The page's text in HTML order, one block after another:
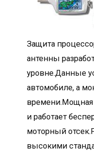
Защита
антенны
уровне.Данные
автомобиле, а
времени.Мощная
и работает
моторный
высокими